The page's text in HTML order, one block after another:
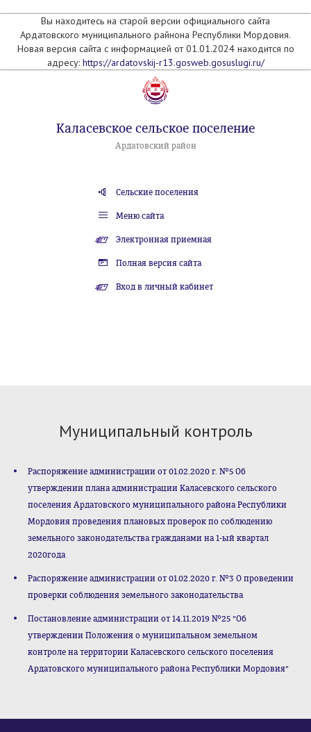
Вы находитесь на старой версии официального сайта
Ардатовского муниципального райнона Республики Мордовия.
Новая версия сайта с информацией от 01.01.2024 находится по
адресу: https://ardatovskij-r13.gosweb.gosuslugi.ru/
Каласевское сельское поселение
Ардатовский район
Сельские поселения
Меню сайта
Электронная приемная
Полная версия сайта
Вход в личный кабинет
Муниципальный контроль
Распоряжение администрации от 01.02.2020 г. №5 Об
утверждении плана администрации Каласевского сельского
поселения Ардатовского муниципального района Республики
Мордовия проведения плановых проверок по соблюдению
земельного законодательства гражданами на 1-ый квартал
2020года
Распоряжение администрации от 01.02.2020 г. №3 О проведении
проверки соблюдения земельного законодательства
Постановление администрации от 14.11.2019 №25 "Об
утверждении Положения о муниципальном земельном
контроле на территории Каласевского сельского поселения
Ардатовского муниципального района Республики Мордовия"